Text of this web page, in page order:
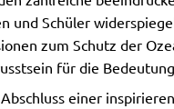
und Schüler
zum Schutz der
für die
einer